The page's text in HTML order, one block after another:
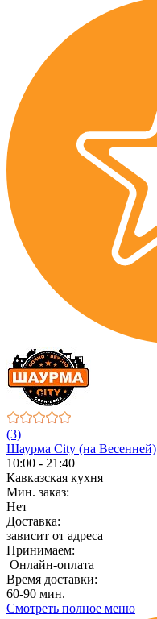
(3)
Шаурма City (на Весенней)
10:00 - 21:40
Кавказская кухня
Мин. заказ:
Нет
Доставка:
зависит от адреса
Принимаем:
Онлайн-оплата
Время доставки:
60-90 мин.
Смотреть полное меню